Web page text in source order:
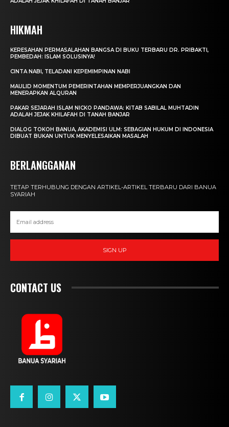
HIKMAH
KERESAHAN PERMASALAHAN BANGSA DI BUKU TERBARU DR. PRIBAKTI,
PEMBEDAH: ISLAM SOLUSINYA!
CINTA NABI, TELADANI KEPEMIMPINAN NABI
MAULID MOMENTUM PEMERINTAHAN MEMPERJUANGKAN DAN
MENERAPKAN ALQURAN
PAKAR SEJARAH ISLAM NICKO PANDAWA: KITAB SABILAL MUHTADIN
ADALAH JEJAK KHILAFAH DI TANAH BANJAR
DIALOG TOKOH BANUA, AKADEMISI ULM: SEBAGIAN HUKUM DI INDONESIA
DIBUAT BUKAN UNTUK MENYELESAIKAN MASALAH
BERLANGGANAN
TETAP TERHUBUNG DENGAN ARTIKEL-ARTIKEL TERBARU DARI BANUA
SYARIAH
SIGN UP
CONTACT US